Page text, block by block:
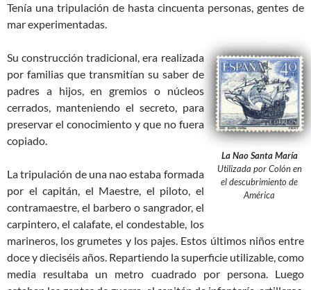
Tenía una tripulación de hasta cincuenta personas, gentes de
mar experimentadas.
La Nao Santa María
Utilizada por Colón en
el descubrimiento de
América
Su construcción tradicional, era realizada
por familias que transmitían su saber de
padres a hijos, en gremios o núcleos
cerrados, manteniendo el secreto, para
preservar el conocimiento y que no fuera
copiado.
La tripulación de una nao estaba formada
por el capitán, el Maestre, el piloto, el
contramaestre, el barbero o sangrador, el
carpintero, el calafate, el condestable, los
marineros, los grumetes y los pajes. Estos últimos niños entre
doce y dieciséis años. Repartiendo la superficie utilizable, como
media resultaba un metro cuadrado por persona. Luego